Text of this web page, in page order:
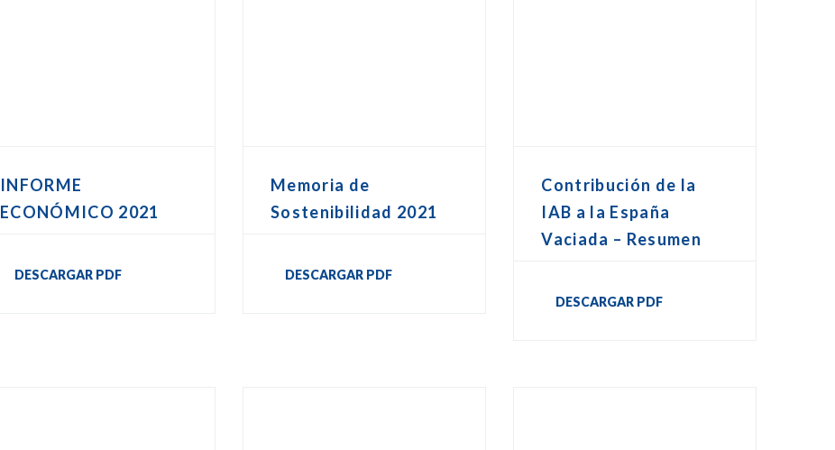
INFORME
ECONÓMICO 2021
DESCARGAR PDF
Memoria de
Sostenibilidad 2021
DESCARGAR PDF
Contribución de la
IAB a la España
Vaciada – Resumen
DESCARGAR PDF